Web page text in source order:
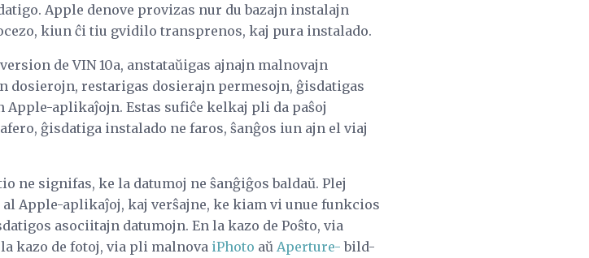
Apple denove provizas nur du bazajn instalajn
kiun ĉi tiu gvidilo transprenos, kaj pura instalado.
de VIN 10a, anstataŭigas ajnajn malnovajn
dosierojn, restarigas dosierajn permesojn, ĝisdatigas
aplikaĵojn. Estas sufiĉe kelkaj pli da paŝoj
ĝisdatiga instalado ne faros, ŝanĝos iun ajn el viaj
ne signifas, ke la datumoj ne ŝanĝiĝos baldaŭ. Plej
Apple-aplikaĵoj, kaj verŝajne, ke kiam vi unue funkcios
asociitajn datumojn. En la kazo de Poŝto, via
kazo de fotoj, via pli malnova iPhoto aŭ Aperture- bild-